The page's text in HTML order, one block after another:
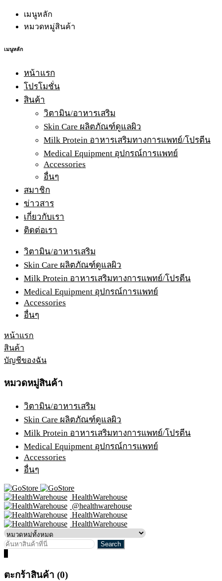
เมนูหลัก
หมวดหมู่สินค้า
เมนูหลัก
หน้าแรก
โปรโมชั่น
สินค้า
วิตามิน/อาหารเสริม
Skin Care ผลิตภัณฑ์ดูแลผิว
Milk Protein อาหารเสริมทางการแพทย์/โปรตีน
Medical Equipment อุปกรณ์การแพทย์
Accessories
อื่นๆ
สมาชิก
ข่าวสาร
เกี่ยวกับเรา
ติดต่อเรา
วิตามิน/อาหารเสริม
Skin Care ผลิตภัณฑ์ดูแลผิว
Milk Protein อาหารเสริมทางการแพทย์/โปรตีน
Medical Equipment อุปกรณ์การแพทย์
Accessories
อื่นๆ
หน้าแรก
สินค้า
บัญชีของฉัน
หมวดหมู่สินค้า
วิตามิน/อาหารเสริม
Skin Care ผลิตภัณฑ์ดูแลผิว
Milk Protein อาหารเสริมทางการแพทย์/โปรตีน
Medical Equipment อุปกรณ์การแพทย์
Accessories
อื่นๆ
HealthWarehouse
@healthwarehouse
HealthWarehouse
HealthWarehouse
ตะกร้าสินค้า (0)